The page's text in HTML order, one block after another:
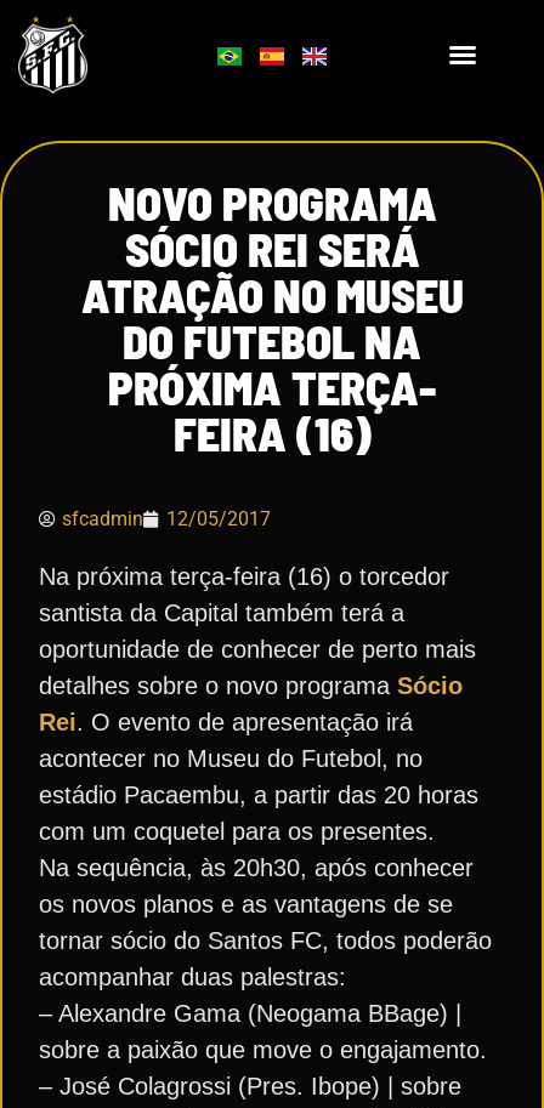
NOVO PROGRAMA
SÓCIO REI SERÁ
ATRAÇÃO NO MUSEU
DO FUTEBOL NA
PRÓXIMA TERÇA-
FEIRA (16)
sfcadmin 12/05/2017
Na próxima terça-feira (16) o torcedor
santista da Capital também terá a
oportunidade de conhecer de perto mais
detalhes sobre o novo programa Sócio
Rei. O evento de apresentação irá
acontecer no Museu do Futebol, no
estádio Pacaembu, a partir das 20 horas
com um coquetel para os presentes.
Na sequência, às 20h30, após conhecer
os novos planos e as vantagens de se
tornar sócio do Santos FC, todos poderão
acompanhar duas palestras:
– Alexandre Gama (Neogama BBage) |
sobre a paixão que move o engajamento.
– José Colagrossi (Pres. Ibope) | sobre